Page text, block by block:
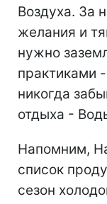
Воздуха. За
желания и
нужно
практиками
никогда
отдыха -
Напомним,
список
сезон